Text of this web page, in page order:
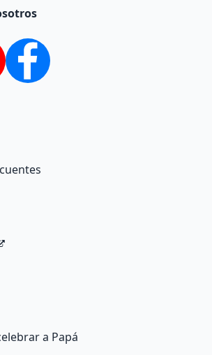
Facebook
a Papá